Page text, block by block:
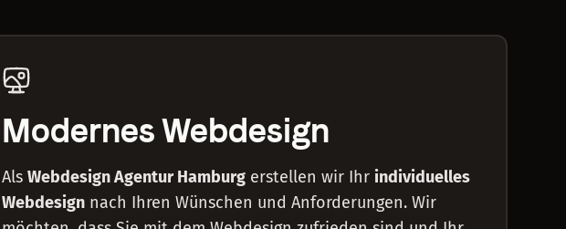
Modernes Webdesign
Als Webdesign Agentur Hamburg erstellen wir Ihr individuelles
Webdesign nach Ihren Wünschen und Anforderungen. Wir